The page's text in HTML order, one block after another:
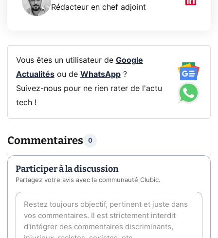
Rédacteur en chef adjoint
Vous êtes un utilisateur de Google
Actualitésou de WhatsApp?
Suivez-nous pour ne rien rater de l'actu
tech !
Commentaires 0
Participer à la discussion
Partagez votre avis avec la communauté Clubic.